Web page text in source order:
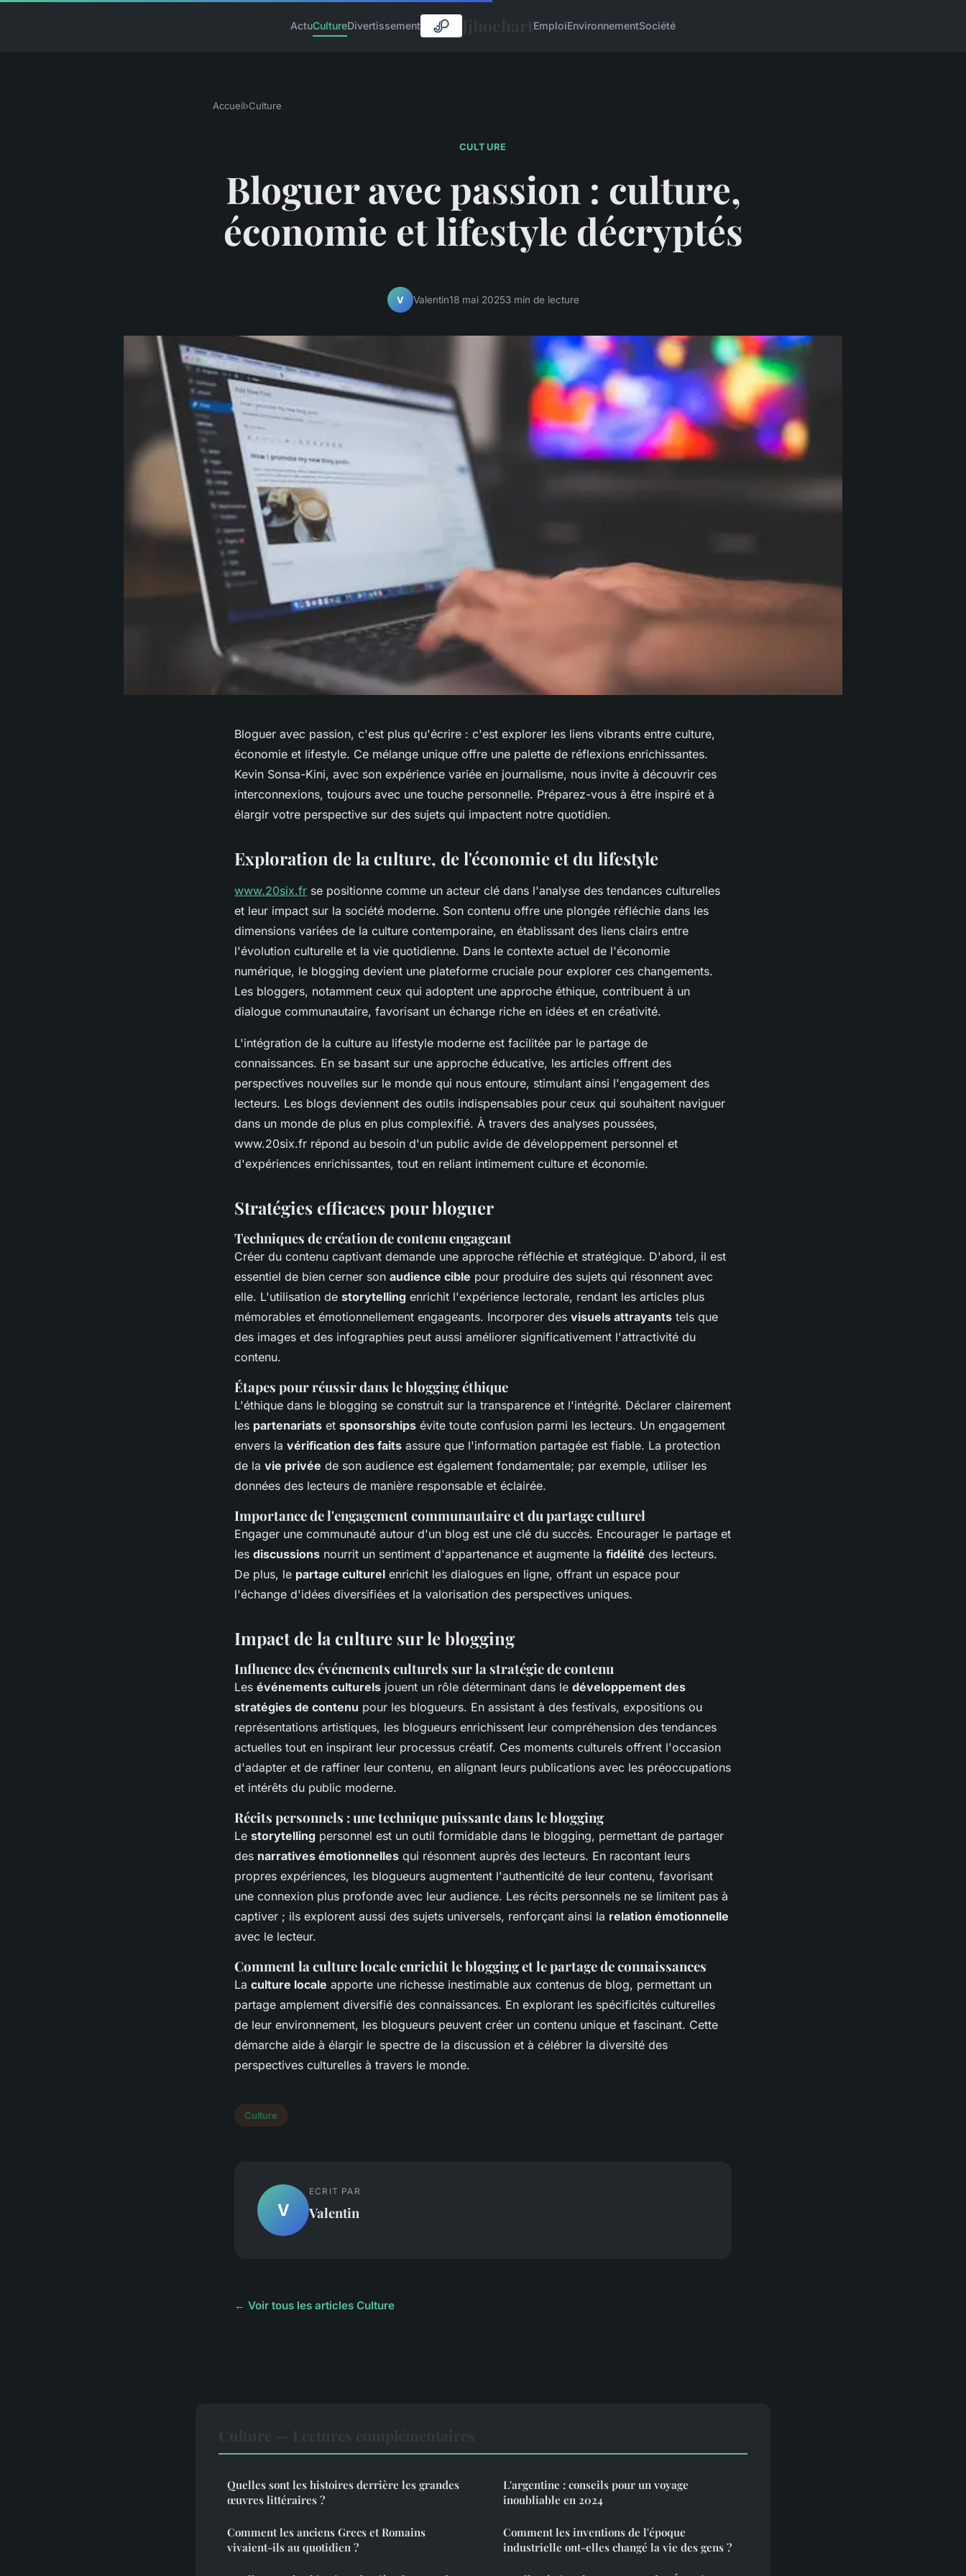
ActuCultureDivertissement EmploiEnvironnementSociété
Accueil›Culture
CULTURE
Bloguer avec passion : culture,
économie et lifestyle décryptés
V Valentin18 mai 20253 min de lecture
Bloguer avec passion, c'est plus qu'écrire : c'est explorer les liens vibrants entre culture,
économie et lifestyle. Ce mélange unique offre une palette de réflexions enrichissantes.
Kevin Sonsa-Kini, avec son expérience variée en journalisme, nous invite à découvrir ces
interconnexions, toujours avec une touche personnelle. Préparez-vous à être inspiré et à
élargir votre perspective sur des sujets qui impactent notre quotidien.
Exploration de la culture, de l'économie et du lifestyle
www.20six.fr se positionne comme un acteur clé dans l'analyse des tendances culturelles
et leur impact sur la société moderne. Son contenu offre une plongée réfléchie dans les
dimensions variées de la culture contemporaine, en établissant des liens clairs entre
l'évolution culturelle et la vie quotidienne. Dans le contexte actuel de l'économie
numérique, le blogging devient une plateforme cruciale pour explorer ces changements.
Les bloggers, notamment ceux qui adoptent une approche éthique, contribuent à un
dialogue communautaire, favorisant un échange riche en idées et en créativité.
L'intégration de la culture au lifestyle moderne est facilitée par le partage de
connaissances. En se basant sur une approche éducative, les articles offrent des
perspectives nouvelles sur le monde qui nous entoure, stimulant ainsi l'engagement des
lecteurs. Les blogs deviennent des outils indispensables pour ceux qui souhaitent naviguer
dans un monde de plus en plus complexifié. À travers des analyses poussées,
www.20six.fr répond au besoin d'un public avide de développement personnel et
d'expériences enrichissantes, tout en reliant intimement culture et économie.
Stratégies efficaces pour bloguer
Techniques de création de contenu engageant
Créer du contenu captivant demande une approche réfléchie et stratégique. D'abord, il est
essentiel de bien cerner son audience cible pour produire des sujets qui résonnent avec
elle. L'utilisation de storytelling enrichit l'expérience lectorale, rendant les articles plus
mémorables et émotionnellement engageants. Incorporer des visuels attrayants tels que
des images et des infographies peut aussi améliorer significativement l'attractivité du
contenu.
Étapes pour réussir dans le blogging éthique
L'éthique dans le blogging se construit sur la transparence et l'intégrité. Déclarer clairement
les partenariats et sponsorships évite toute confusion parmi les lecteurs. Un engagement
envers la vérification des faits assure que l'information partagée est fiable. La protection
de la vie privée de son audience est également fondamentale; par exemple, utiliser les
données des lecteurs de manière responsable et éclairée.
Importance de l'engagement communautaire et du partage culturel
Engager une communauté autour d'un blog est une clé du succès. Encourager le partage et
les discussions nourrit un sentiment d'appartenance et augmente la fidélité des lecteurs.
De plus, le partage culturel enrichit les dialogues en ligne, offrant un espace pour
l'échange d'idées diversifiées et la valorisation des perspectives uniques.
Impact de la culture sur le blogging
Influence des événements culturels sur la stratégie de contenu
Les événements culturels jouent un rôle déterminant dans le développement des
stratégies de contenu pour les blogueurs. En assistant à des festivals, expositions ou
représentations artistiques, les blogueurs enrichissent leur compréhension des tendances
actuelles tout en inspirant leur processus créatif. Ces moments culturels offrent l'occasion
d'adapter et de raffiner leur contenu, en alignant leurs publications avec les préoccupations
et intérêts du public moderne.
Récits personnels : une technique puissante dans le blogging
Le storytelling personnel est un outil formidable dans le blogging, permettant de partager
des narratives émotionnelles qui résonnent auprès des lecteurs. En racontant leurs
propres expériences, les blogueurs augmentent l'authenticité de leur contenu, favorisant
une connexion plus profonde avec leur audience. Les récits personnels ne se limitent pas à
captiver ; ils explorent aussi des sujets universels, renforçant ainsi la relation émotionnelle
avec le lecteur.
Comment la culture locale enrichit le blogging et le partage de connaissances
La culture locale apporte une richesse inestimable aux contenus de blog, permettant un
partage amplement diversifié des connaissances. En explorant les spécificités culturelles
de leur environnement, les blogueurs peuvent créer un contenu unique et fascinant. Cette
démarche aide à élargir le spectre de la discussion et à célébrer la diversité des
perspectives culturelles à travers le monde.
Culture
V
ECRIT PAR
Valentin
← Voir tous les articles Culture
Quelles sont les histoires derrière les grandes
œuvres littéraires ?
Comment les anciens Grecs et Romains
vivaient-ils au quotidien ?
L'argentine : conseils pour un voyage
inoubliable en 2024
Comment les inventions de l'époque
industrielle ont-elles changé la vie des gens ?